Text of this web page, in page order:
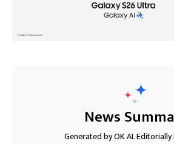
News
Generated by OK AI.